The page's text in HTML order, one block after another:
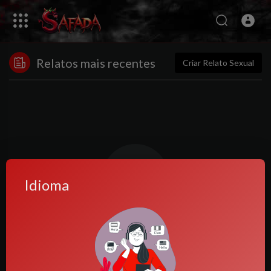
Relatos mais recentes Criar Relato Sexual
Nenhuma postagem encontrada!
Idioma